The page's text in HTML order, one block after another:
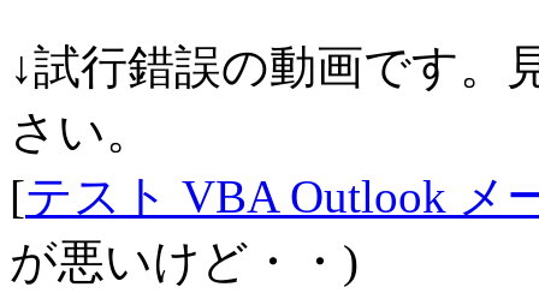
↓試行錯誤の動画です。
さい。
[テスト VBA Outlook メ
が悪いけど・・)